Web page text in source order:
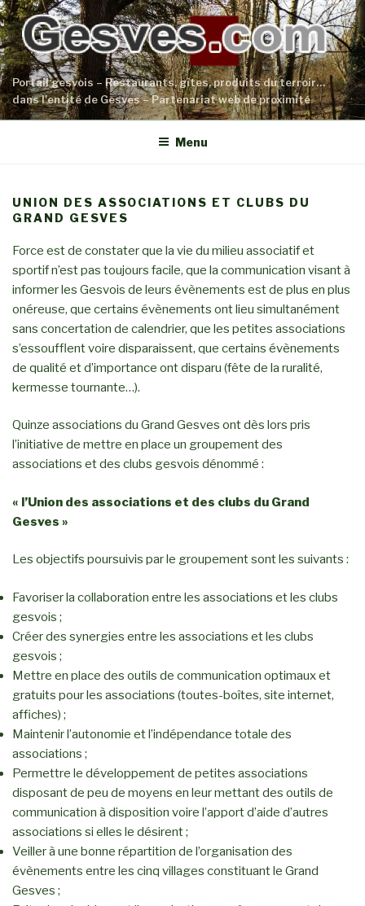
Aller
au
contenu
principal
Portail gesvois – Restaurants, gîtes, produits du terroir…
dans l'entité de Gesves – Partenariat web de proximité
Menu
UNION DES ASSOCIATIONS ET CLUBS DU
GRAND GESVES
Force est de constater que la vie du milieu associatif et
sportif n’est pas toujours facile, que la communication visant à
informer les Gesvois de leurs évènements est de plus en plus
onéreuse, que certains évènements ont lieu simultanément
sans concertation de calendrier, que les petites associations
s’essoufflent voire disparaissent, que certains évènements
de qualité et d’importance ont disparu (fête de la ruralité,
kermesse tournante…).
Quinze associations du Grand Gesves ont dès lors pris
l’initiative de mettre en place un groupement des
associations et des clubs gesvois dénommé :
« l’Union des associations et des clubs du Grand
Gesves »
Les objectifs poursuivis par le groupement sont les suivants :
Favoriser la collaboration entre les associations et les clubs
gesvois ;
Créer des synergies entre les associations et les clubs
gesvois ;
Mettre en place des outils de communication optimaux et
gratuits pour les associations (toutes-boîtes, site internet,
affiches) ;
Maintenir l’autonomie et l’indépendance totale des
associations ;
Permettre le développement de petites associations
disposant de peu de moyens en leur mettant des outils de
communication à disposition voire l’apport d’aide d’autres
associations si elles le désirent ;
Veiller à une bonne répartition de l’organisation des
évènements entre les cinq villages constituant le Grand
Gesves ;